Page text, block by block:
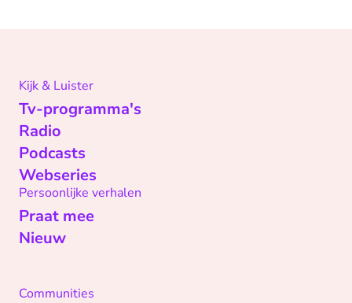
Kijk & Luister
Tv-programma's
Radio
Podcasts
Webseries
Persoonlijke verhalen
Praat mee
Nieuw
Communities